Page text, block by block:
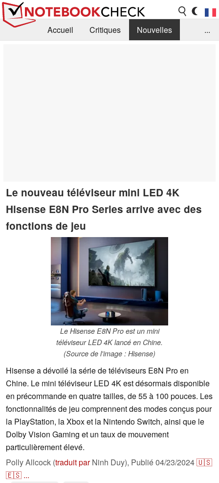
Accueil Critiques
Nouvelles
...
Le nouveau téléviseur mini LED 4K
Hisense E8N Pro Series arrive avec des
fonctions de jeu
Le Hisense E8N Pro est un mini
téléviseur LED 4K lancé en Chine.
(Source de l'image : Hisense)
Hisense a dévoilé la série de téléviseurs E8N Pro en
Chine. Le mini téléviseur LED 4K est désormais disponible
en précommande en quatre tailles, de 55 à 100 pouces. Les
fonctionnalités de jeu comprennent des modes conçus pour
la PlayStation, la Xbox et la Nintendo Switch, ainsi que le
Dolby Vision Gaming et un taux de mouvement
particulièrement élevé.
Polly Allcock (traduit parNinh Duy), Publié04/23/2024🇺🇸
🇪🇸 ...